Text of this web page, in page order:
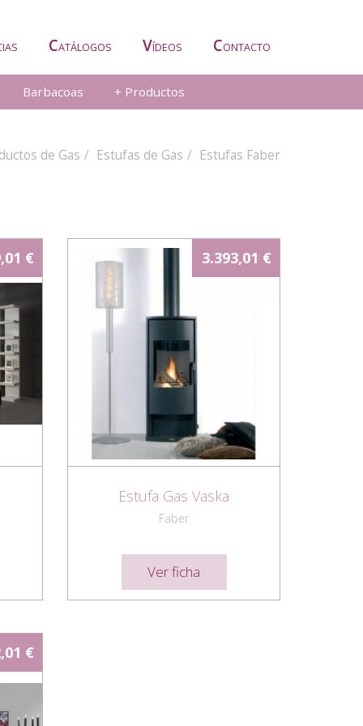
CATÁLOGOS VÍDEOS CONTACTO
Barbacoas + Productos
de Gas Estufas de Gas Estufas Faber
€ 3.393,01 €
Estufa Gas Vaska
Faber
Ver ficha
€